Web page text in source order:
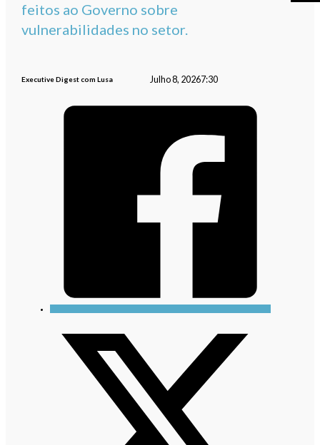
feitos ao Governo sobre
vulnerabilidades no setor.
Executive Digest com Lusa Julho 8, 20267:30